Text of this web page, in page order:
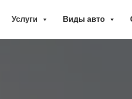
Услуги Виды авто